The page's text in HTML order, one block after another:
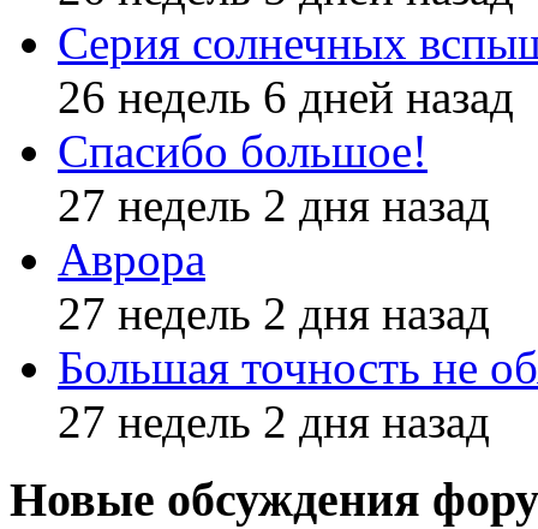
Серия солнечных
26 недель 6 дней назад
Спасибо большое!
27 недель 2 дня назад
Аврора
27 недель 2 дня назад
Большая точность не
27 недель 2 дня назад
Новые обсуждения